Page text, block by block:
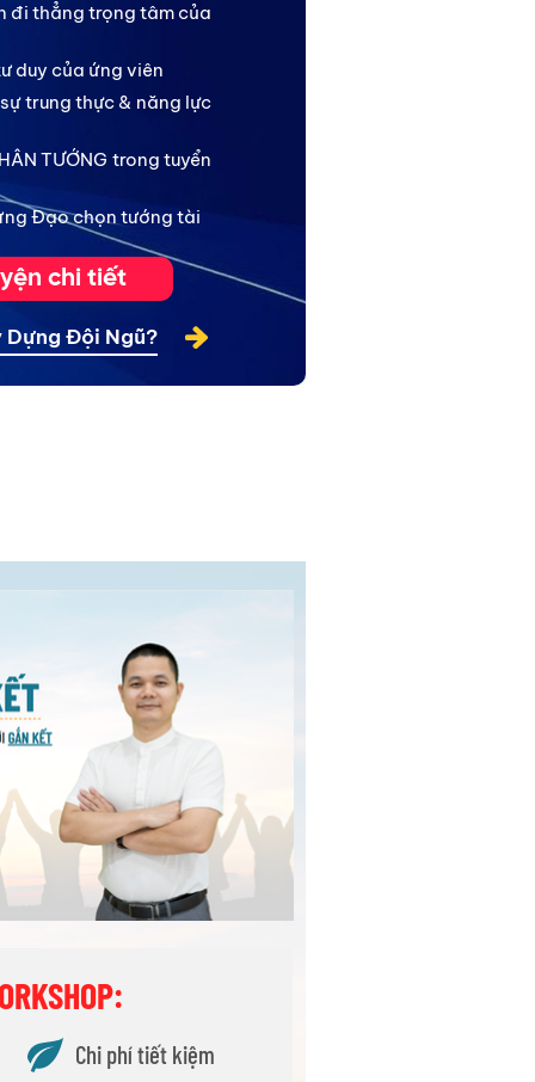
Dựng Đội Ngũ?
chi tiết
đi thẳng trọng tâm của
duy của ứng viên
trung thực & năng lực
TƯỚNG trong tuyển
Đạo chọn tướng tài
Chi phí tiết kiệm